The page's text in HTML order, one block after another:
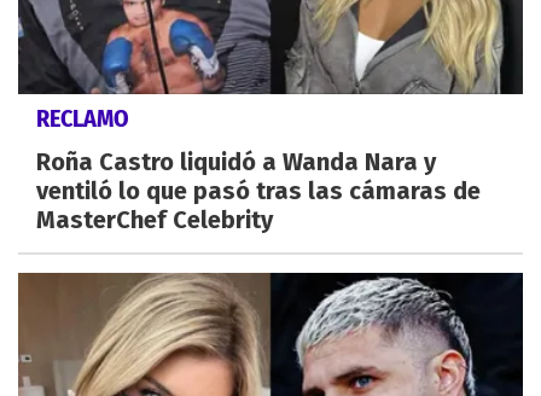
RECLAMO
Roña Castro liquidó a Wanda Nara y
ventiló lo que pasó tras las cámaras de
MasterChef Celebrity